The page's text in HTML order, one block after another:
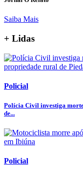
Saiba Mais
+ Lidas
Policial
Polícia Civil investiga
de...
Policial